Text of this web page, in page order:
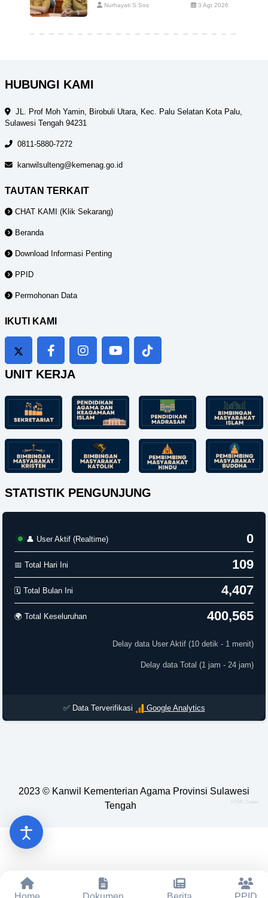
Nurhayati S.Sos 3 Agt 2026
HUBUNGI KAMI
JL. Prof Moh Yamin, Birobuli Utara, Kec. Palu Selatan Kota Palu,
Sulawesi Tengah 94231
0811-5880-7272
kanwilsulteng@kemenag.go.id
TAUTAN TERKAIT
CHAT KAMI (Klik Sekarang)
Beranda
Download Informasi Penting
PPID
Permohonan Data
IKUTI KAMI
UNIT KERJA
STATISTIK PENGUNJUNG
👤 User Aktif (Realtime) 0
📅 Total Hari Ini 109
🗓️ Total Bulan Ini 4,407
🌍 Total Keseluruhan 400,565
Updated 5:34:42 AM